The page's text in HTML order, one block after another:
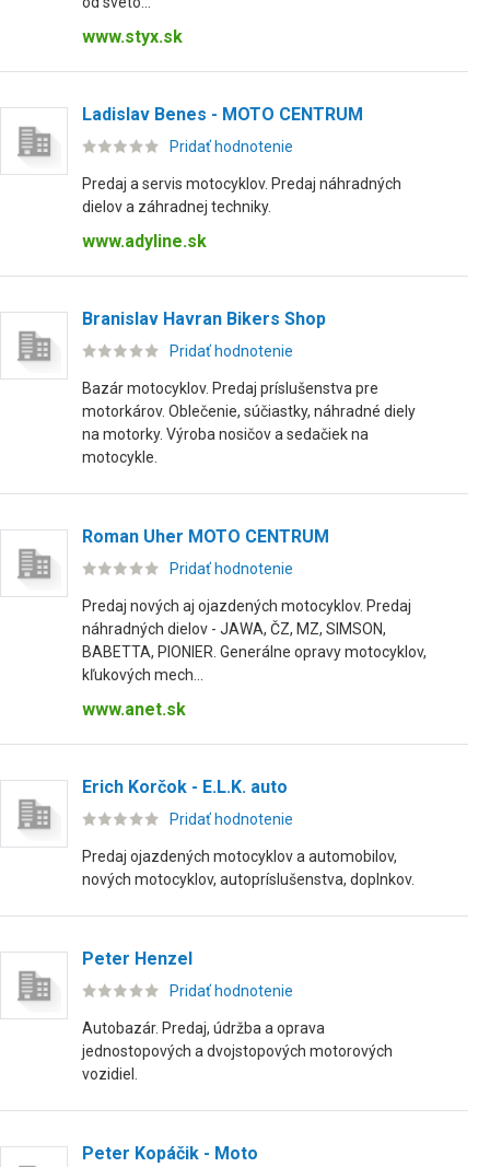
www.styx.sk
Ladislav Benes - MOTO CENTRUM
Pridať hodnotenie
Predaj a servis motocyklov. Predaj náhradných
dielov a záhradnej techniky.
www.adyline.sk
Branislav Havran Bikers Shop
Pridať hodnotenie
Bazár motocyklov. Predaj príslušenstva pre
motorkárov. Oblečenie, súčiastky, náhradné diely
na motorky. Výroba nosičov a sedačiek na
motocykle.
Roman Uher MOTO CENTRUM
Pridať hodnotenie
Predaj nových aj ojazdených motocyklov. Predaj
náhradných dielov - JAWA, ČZ, MZ, SIMSON,
BABETTA, PIONIER. Generálne opravy motocyklov,
kľukových mech...
www.anet.sk
Erich Korčok - E.L.K. auto
Pridať hodnotenie
Predaj ojazdených motocyklov a automobilov,
nových motocyklov, autopríslušenstva, doplnkov.
Peter Henzel
Pridať hodnotenie
Autobazár. Predaj, údržba a oprava
jednostopových a dvojstopových motorových
vozidiel.
Peter Kopáčik - Moto